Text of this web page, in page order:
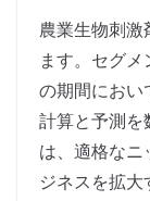
農業生物刺
ます。セグ
の期間におい
計算と予測を
は、適格な
ジネスを拡大